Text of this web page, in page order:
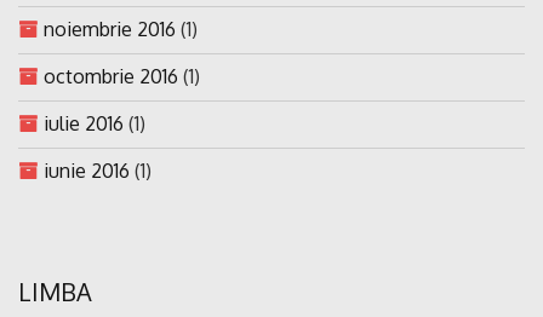
noiembrie 2016 (1)
octombrie 2016 (1)
iulie 2016 (1)
iunie 2016 (1)
LIMBA